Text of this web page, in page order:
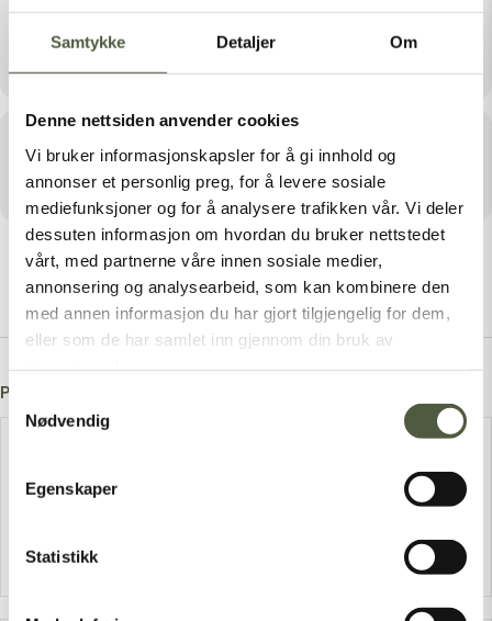
Samtykke Detaljer Om
Denne nettsiden anvender cookies
Vi bruker informasjonskapsler for å gi innhold og
annonser et personlig preg, for å levere sosiale
mediefunksjoner og for å analysere trafikken vår. Vi deler
dessuten informasjon om hvordan du bruker nettstedet
vårt, med partnerne våre innen sosiale medier,
annonsering og analysearbeid, som kan kombinere den
med annen informasjon du har gjort tilgjengelig for dem,
eller som de har samlet inn gjennom din bruk av
Samtykkevalg
Nødvendig
Egenskaper
Statistikk
Sted
Femund Brygge & Pub
Arrangør
FEMUND BRYGGE & PUB
Post A Comment